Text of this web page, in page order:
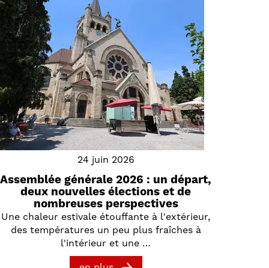
24 juin 2026
Assemblée générale 2026 : un départ,
deux nouvelles élections et de
nombreuses perspectives
Une chaleur estivale étouffante à l'extérieur,
des températures un peu plus fraîches à
l'intérieur et une …